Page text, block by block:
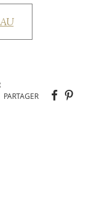
PARTAGER